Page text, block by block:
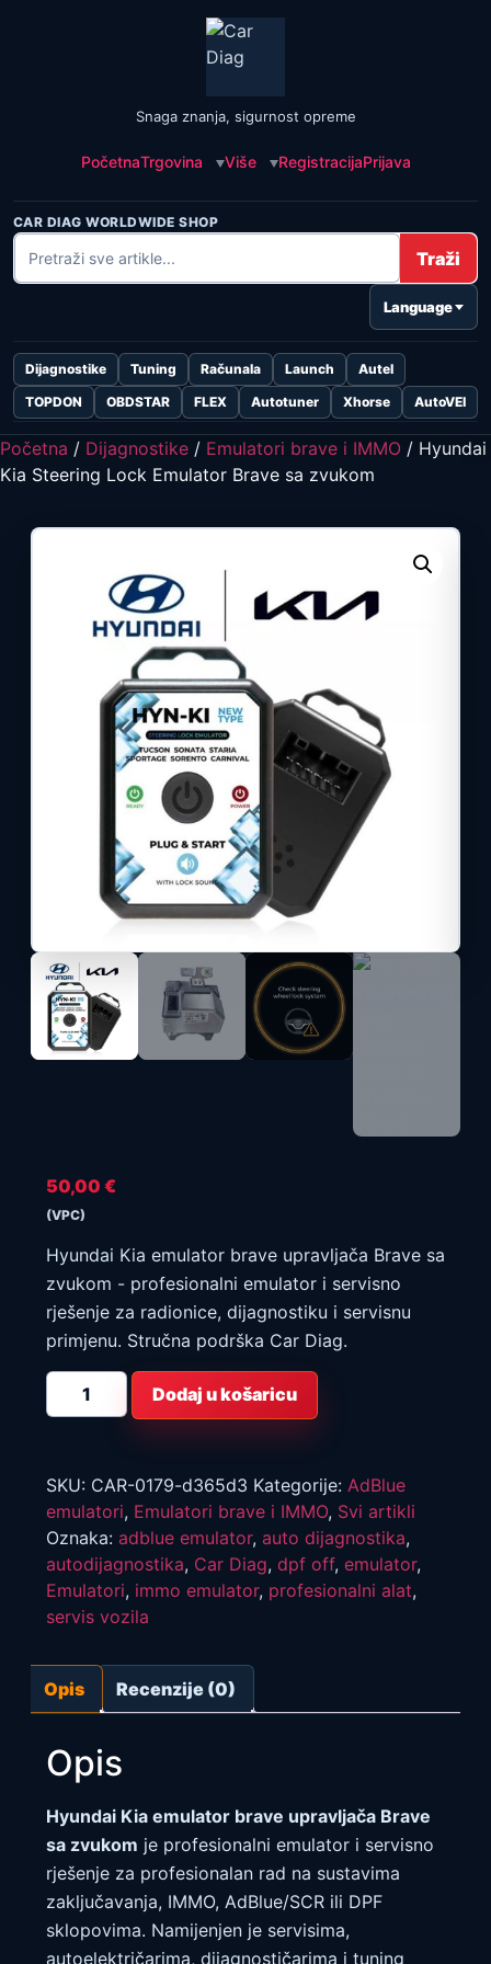
Snaga znanja, sigurnost opreme
PočetnaTrgovina Više RegistracijaPrijava
CAR DIAG WORLDWIDE SHOP
Traži
Language
Dijagnostike Tuning Računala Launch
Autel
TOPDON
OBDSTAR FLEX Autotuner Xhorse AutoVEI
Početna / Dijagnostike / Emulatori brave i IMMO / Hyundai
Kia Steering Lock Emulator Brave sa zvukom
50,00 €
(VPC)
Hyundai Kia emulator brave upravljača Brave sa
zvukom - profesionalni emulator i servisno
rješenje za radionice, dijagnostiku i servisnu
primjenu. Stručna podrška Car Diag.
Hyundai
Steering
sa
zvukom
količina
Dodaj u košaricu
SKU: CAR-0179-d365d3 Kategorije: AdBlue
emulatori, Emulatori brave i IMMO, Svi artikli
Oznaka: adblue emulator, auto dijagnostika,
autodijagnostika, Car Diag, dpf off, emulator,
Emulatori, immo emulator, profesionalni alat,
servis vozila
Opis Recenzije (0)
Opis
Hyundai Kia emulator brave upravljača Brave
sa zvukom je profesionalni emulator i servisno
rješenje za profesionalan rad na sustavima
zaključavanja, IMMO, AdBlue/SCR ili DPF
sklopovima. Namijenjen je servisima,
autoelektričarima, dijagnostičarima i tuning